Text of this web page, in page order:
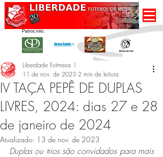
Patrocínio:
IV TAÇA PEPÊ DE DUPLAS
LIVRES, 2024: dias 27 e 28
de janeiro de 2024
Liberdade Futmesa 1
11 de nov. de 2023 2 min de leitura
Atualizado: 13 de nov. de 2023
Duplas ou trios são convidados para mais